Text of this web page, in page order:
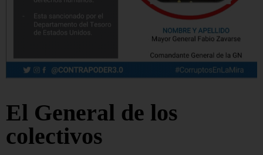
El General de los
colectivos